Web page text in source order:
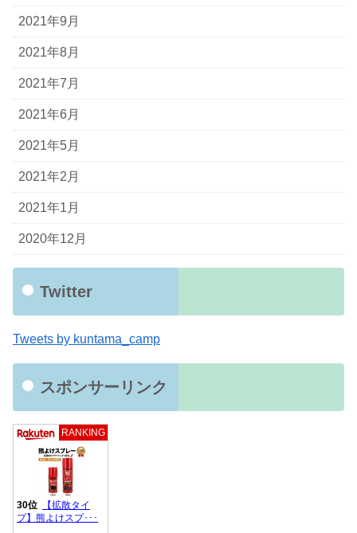
2021年9月
2021年8月
2021年7月
2021年6月
2021年5月
2021年2月
2021年1月
2020年12月
Twitter
Tweets by kuntama_camp
スポンサーリンク